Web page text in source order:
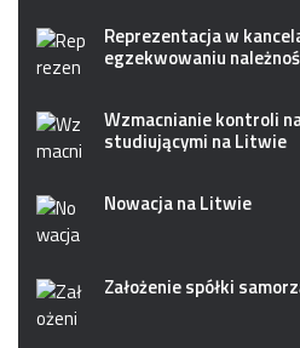
Reprezentacja w
egzekwowaniu
Wzmacnianie kontroli
studiującymi na Litwie
Nowacja na Litwie
Założenie spółki